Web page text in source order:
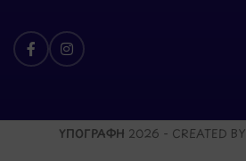
ΥΠΟΓΡΑΦΗ 2026 - CREATED BY